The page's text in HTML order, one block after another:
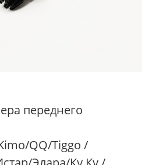
переднего
QQ/Tiggo /